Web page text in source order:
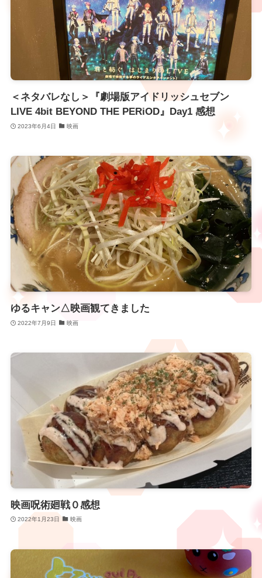
＜ネタバレなし＞『劇場版アイドリッシュセブン
LIVE 4bit BEYOND THE PERiOD』Day1 感想
2023年6月4日 映画
ゆるキャン△映画観てきました
2022年7月9日 映画
映画呪術廻戦０感想
2022年1月23日 映画